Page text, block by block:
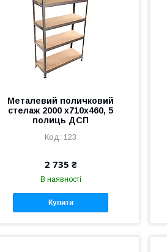
Металевий поличковий
стелаж 2000 x710x460, 5
полиць ДСП
123
2 735 ₴
В наявності
Купити